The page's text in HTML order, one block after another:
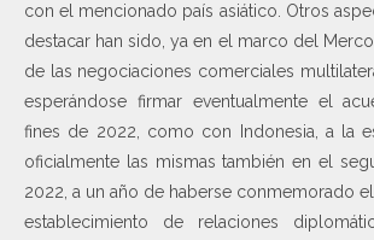
con el mencionado país asiático. Otros
destacar han sido, ya en el marco del
de las negociaciones comerciales
esperándose firmar eventualmente el
fines de 2022, como con Indonesia, a la
oficialmente las mismas también en el
2022, a un año de haberse conmemorado
establecimiento de relaciones